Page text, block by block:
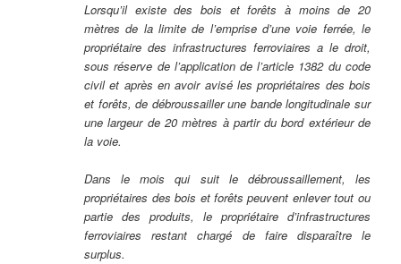
Lorsqu’il existe des bois et forêts à moins de 20
mètres de la limite de l’emprise d’une voie ferrée, le
propriétaire des infrastructures ferroviaires a le droit,
sous réserve de l’application de l’article 1382 du code
civil et après en avoir avisé les propriétaires des bois
et forêts, de débroussailler une bande longitudinale sur
une largeur de 20 mètres à partir du bord extérieur de
la voie.
Dans le mois qui suit le débroussaillement, les
propriétaires des bois et forêts peuvent enlever tout ou
partie des produits, le propriétaire d’infrastructures
ferroviaires restant chargé de faire disparaître le
surplus.